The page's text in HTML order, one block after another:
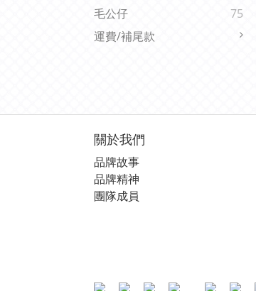
毛公仔
75
運費/補尾款
關於我們
品牌故事
品牌精神
團隊成員